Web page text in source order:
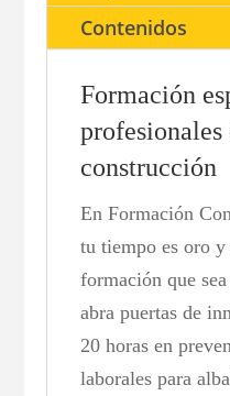
Contenidos
Formación
profesionales
construcción
En Formación
tu tiempo es oro y
formación que
abra puertas de
20 horas en
laborales para